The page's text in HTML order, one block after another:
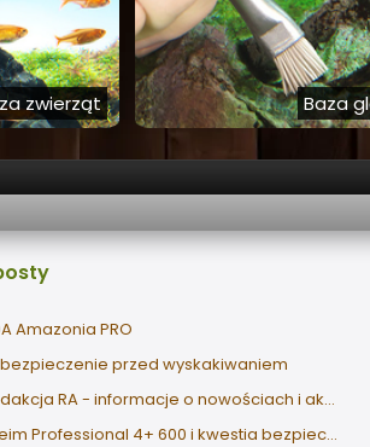
Baza glonów
Amazonia PRO
przed wyskakiwaniem
Redakcja RA - informacje o nowościach i aktualizacjach strony
Eheim Professional 4+ 600 i kwestia bezpieczeństwa